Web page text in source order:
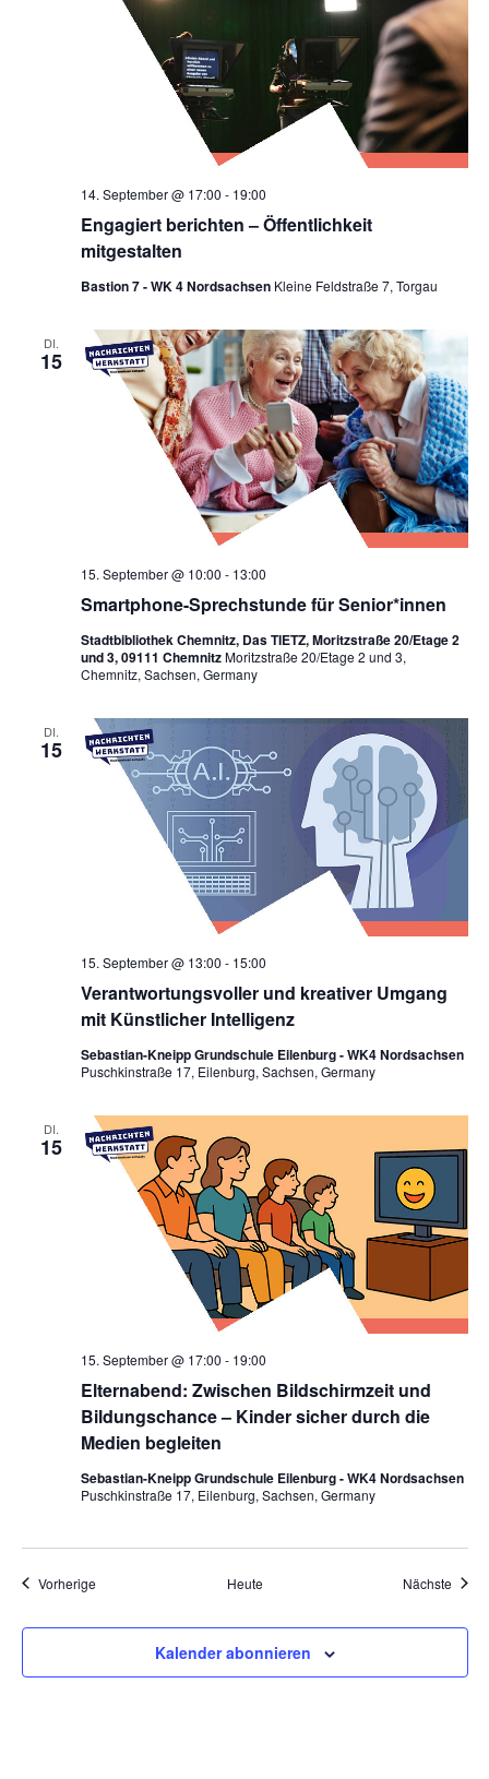
Engagiert berichten – Öffentlichkeit
mitgestalten
14. September @ 17:00 - 19:00
Bastion 7 - WK 4 Nordsachsen Kleine Feldstraße 7, Torgau
DI.
15
Smartphone-Sprechstunde für Senior*innen
15. September @ 10:00 - 13:00
Stadtbibliothek Chemnitz, Das TIETZ, Moritzstraße 20/Etage 2
und 3, 09111 ChemnitzMoritzstraße 20/Etage 2 und 3,
Chemnitz, Sachsen, Germany
DI.
15
Verantwortungsvoller und kreativer Umgang
mit Künstlicher Intelligenz
15. September @ 13:00 - 15:00
Sebastian-Kneipp Grundschule Eilenburg - WK4 Nordsachsen
Puschkinstraße 17, Eilenburg, Sachsen, Germany
DI.
15
Elternabend: Zwischen Bildschirmzeit und
Bildungschance – Kinder sicher durch die
Medien begleiten
15. September @ 17:00 - 19:00
Sebastian-Kneipp Grundschule Eilenburg - WK4 Nordsachsen
Puschkinstraße 17, Eilenburg, Sachsen, Germany
VorherigeVeranstaltungen Heute Nächste
Kalender abonnieren